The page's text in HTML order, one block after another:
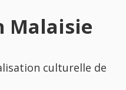
Malaisie
culturelle de